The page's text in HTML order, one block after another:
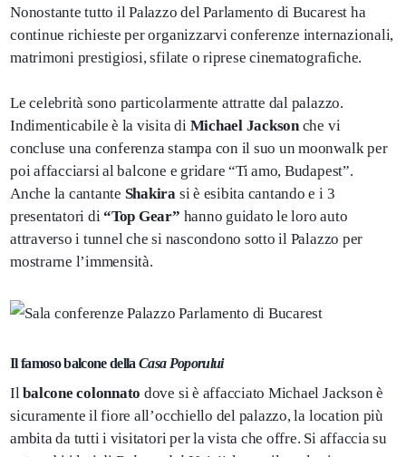
Nonostante tutto il Palazzo del Parlamento di Bucarest ha
continue richieste per organizzarvi conferenze internazionali,
matrimoni prestigiosi, sfilate o riprese cinematografiche.
Le celebrità sono particolarmente attratte dal palazzo.
Indimenticabile è la visita di Michael Jacksonche vi
concluse una conferenza stampa con il suo un moonwalk per
poi affacciarsi al balcone e gridare “Ti amo, Budapest”.
Anche la cantante Shakira si è esibita cantando e i 3
presentatori di“Top Gear” hanno guidato le loro auto
attraverso i tunnel che si nascondono sotto il Palazzo per
mostrarne l’immensità.
Il famoso balcone dellaCasa Poporului
Ilbalcone colonnato dove si è affacciato Michael Jackson è
sicuramente il fiore all’occhiello del palazzo, la location più
ambita da tutti i visitatori per la vista che offre. Si affaccia su